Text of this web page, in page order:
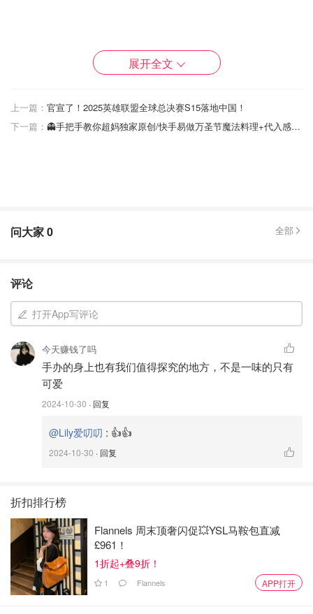
的存在就是提醒我们，有时候需要冷静独立地思考，而不是
随波逐流，必要时保持点距离，静观其变。
🐻至于求求，那就是我们的小可爱担当。它看起来总是乖乖
的，带点点怂，遇到问题就双手一摊，一副“对不起嘛，我
错了”的样子。其实，生活中犯错并不是什么大事，求求就
展开全文
上一篇： 官宣了！2025英雄联盟全球总决赛S15落地中国！
下一篇：
👻手把手教你超妈独家原创/快手易做万圣节魔法料理+代入感小故事和场景布置👻
问大家0 全部
评论
打开App写评论
今天赚钱了吗
手办的身上也有我们值得探究的地方，不是一味的只有
可爱
2024-10-30 · 回复
@Lily爱叨叨 : 👍👍
2024-10-30 · 回复
折扣排行榜
Flannels 周末顶奢闪促💥YSL马鞍包直减
£961！
1折起+叠9折！
1 Flannels APP打开